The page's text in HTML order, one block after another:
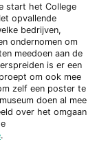
start het College
opvallende
bedrijven,
ondernomen om
meedoen aan de
is er een
om ook mee
zelf een poster te
doen al mee
over het omgaan
.